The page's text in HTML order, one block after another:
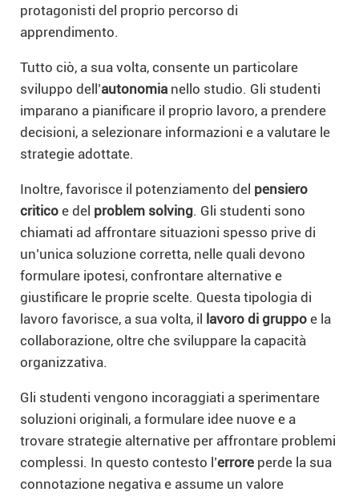
protagonisti del proprio percorso di
apprendimento.
Tutto ciò, a sua volta, consente un particolare
sviluppo dell’autonomia nello studio. Gli studenti
imparano a pianificare il proprio lavoro, a prendere
decisioni, a selezionare informazioni e a valutare le
strategie adottate.
Inoltre, favorisce il potenziamento del pensiero
critico e del problem solving. Gli studenti sono
chiamati ad affrontare situazioni spesso prive di
un’unica soluzione corretta, nelle quali devono
formulare ipotesi, confrontare alternative e
giustificare le proprie scelte. Questa tipologia di
lavoro favorisce, a sua volta, il lavoro di gruppo e la
collaborazione, oltre che sviluppare la capacità
organizzativa.
Gli studenti vengono incoraggiati a sperimentare
soluzioni originali, a formulare idee nuove e a
trovare strategie alternative per affrontare problemi
complessi. In questo contesto l’errore perde la sua
connotazione negativa e assume un valore